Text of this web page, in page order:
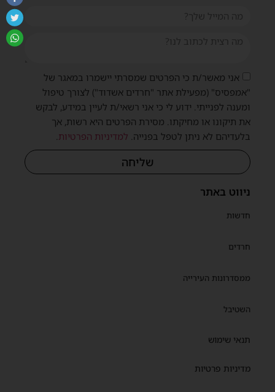
ניווט באתר
חדשות
חרדים
ממסדרונות העירייה
השטיבל
תנאי שימוש
מדיניות פרטיות
אני מאשר/ת כי הפרטים שמסרתי יישמרו במאגר של
"אמפסיס" (מפעילת אתר "חרדים אשדוד") לצורך טיפול
ומענה לפנייתי. ידוע לי כי אני רשאי/ת לעיין במידע, לבקש
את תיקונו או מחיקתו. מסירת הפרטים היא רשות, אך
בלעדיהם לא ניתן לטפל בפנייה. למדיניות הפרטיות.
שליחה